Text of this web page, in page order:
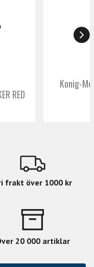
RED
Konig-
frakt över 1000 kr
20 000 artiklar